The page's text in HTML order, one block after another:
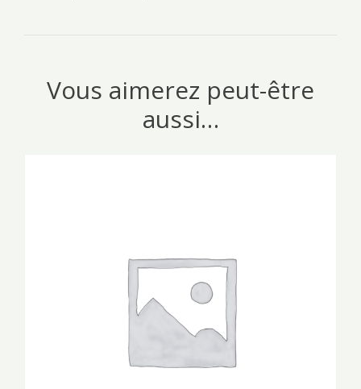
Vous aimerez peut-être
aussi…